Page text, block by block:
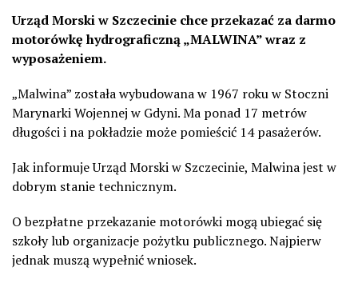
Urząd Morski w Szczecinie chce przekazać za darmo
motorówkę hydrograficzną „MALWINA” wraz z
wyposażeniem.
„Malwina” została wybudowana w 1967 roku w Stoczni
Marynarki Wojennej w Gdyni. Ma ponad 17 metrów
długości i na pokładzie może pomieścić 14 pasażerów.
Jak informuje Urząd Morski w Szczecinie, Malwina jest w
dobrym stanie technicznym.
O bezpłatne przekazanie motorówki mogą ubiegać się
szkoły lub organizacje pożytku publicznego. Najpierw
jednak muszą wypełnić wniosek.